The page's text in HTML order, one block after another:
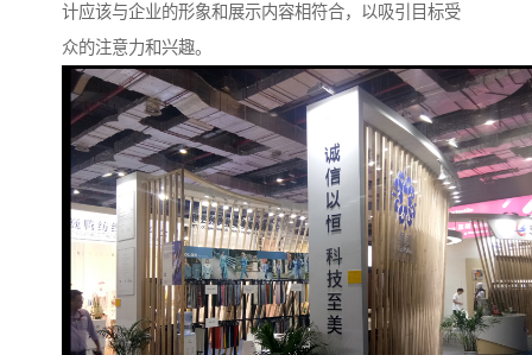
计应该与企业的形象和展示内容相符合，以吸引目标受
众的注意力和兴趣。